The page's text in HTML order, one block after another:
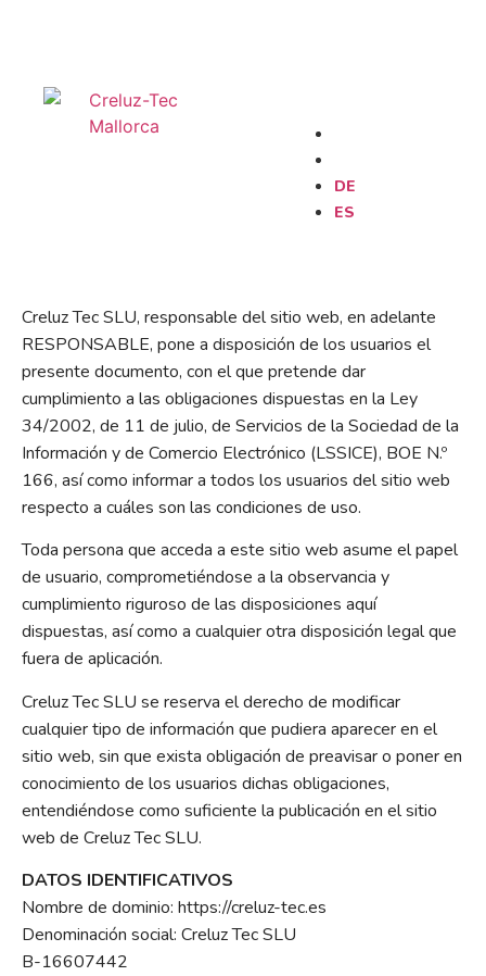
DE
ES
Creluz Tec SLU, responsable del sitio web, en adelante
RESPONSABLE, pone a disposición de los usuarios el
presente documento, con el que pretende dar
cumplimiento a las obligaciones dispuestas en la Ley
34/2002, de 11 de julio, de Servicios de la Sociedad de la
Información y de Comercio Electrónico (LSSICE), BOE N.º
166, así como informar a todos los usuarios del sitio web
respecto a cuáles son las condiciones de uso.
Toda persona que acceda a este sitio web asume el papel
de usuario, comprometiéndose a la observancia y
cumplimiento riguroso de las disposiciones aquí
dispuestas, así como a cualquier otra disposición legal que
fuera de aplicación.
Creluz Tec SLU se reserva el derecho de modificar
cualquier tipo de información que pudiera aparecer en el
sitio web, sin que exista obligación de preavisar o poner en
conocimiento de los usuarios dichas obligaciones,
entendiéndose como suficiente la publicación en el sitio
web de Creluz Tec SLU.
DATOS IDENTIFICATIVOS
Nombre de dominio: https://creluz-tec.es
Denominación social: Creluz Tec SLU
B-16607442